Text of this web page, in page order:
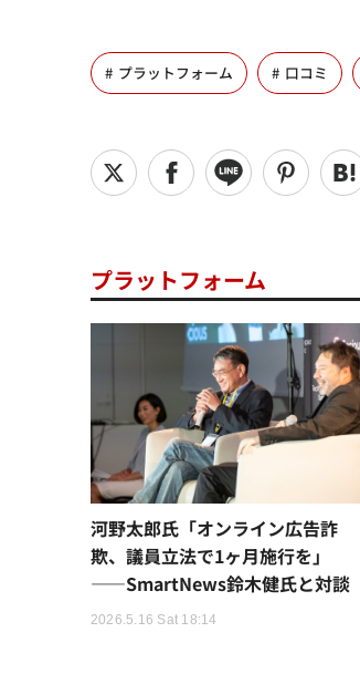
プラットフォーム 口コミ
プラットフォーム
河野太郎氏「オンライン広告詐
欺、議員立法で1ヶ月施行を」
——SmartNews鈴木健氏と対談
2026.5.16 Sat 18:14